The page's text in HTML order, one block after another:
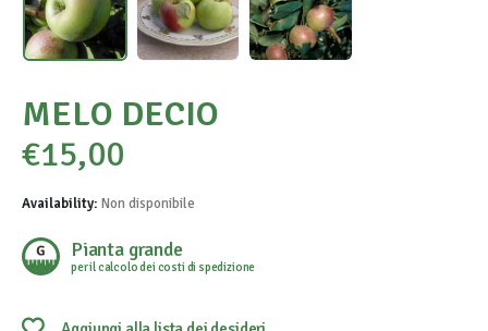
MELO DECIO
€15,00
Availability: Non disponibile
Pianta grande
per il calcolo dei costi di spedizione